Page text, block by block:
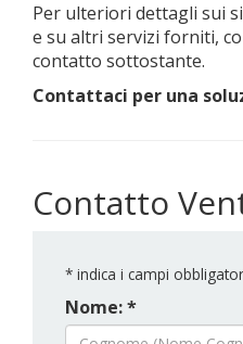
Per ulteriori dettagli sui
e su altri servizi forniti,
contatto sottostante.
Contattaci per una
Contatto
* indica i campi
Nome: *